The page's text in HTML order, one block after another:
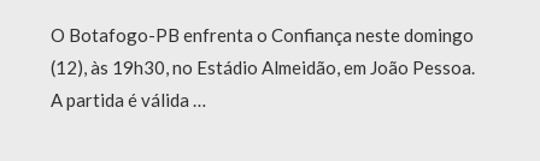
O Botafogo-PB enfrenta o Confiança neste domingo
(12), às 19h30, no Estádio Almeidão, em João Pessoa.
A partida é válida …